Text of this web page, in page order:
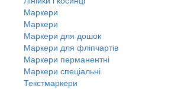
Маркери
Маркери
Маркери для дошок
Маркери для фліпчартів
Маркери перманентні
Маркери спеціальні
Текстмаркери